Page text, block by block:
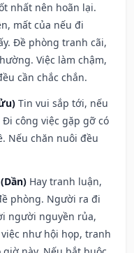
nhất nên hoãn lại.
mất của nếu đi
Đề phòng tranh cãi,
Việc làm chậm,
cần chắc chắn.
Tin vui sắp tới, nếu
công việc gặp gỡ có
Nếu chăn nuôi đều
Hay tranh luận,
phòng. Người ra đi
người nguyền rủa,
như hội họp, tranh